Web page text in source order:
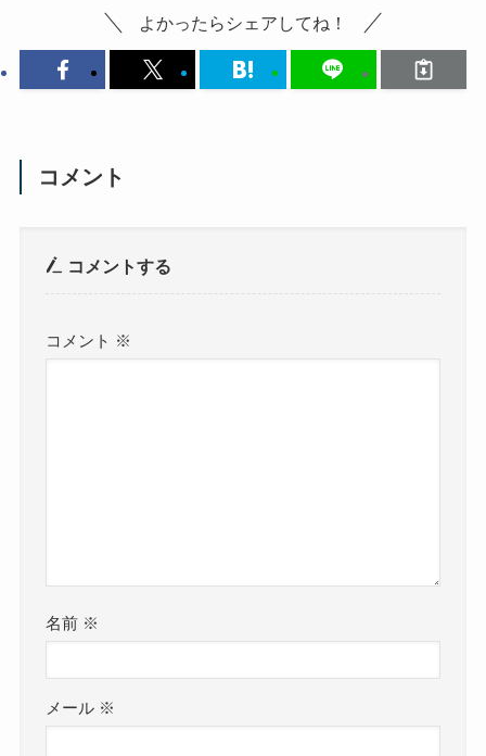
よかったらシェアしてね！
コメント
コメントする
コメント ※
名前 ※
メール ※